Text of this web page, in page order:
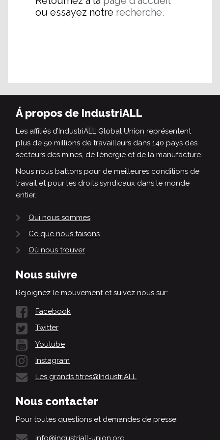
ou essayez notre recherche.
Á propos de IndustriALL
Les affiliés d’IndustriALL Global Union représentent
plus de 50 millions de travailleurs dans 140 pays des
secteurs des mines, de l’énergie et de la manufacture.
Nous nous battons pour de meilleures conditions de
travail et pour les droits syndicaux dans le monde
entier.
Qui nous sommes
Ce que nous faisons
Où nous trouver
Nous suivre
Rejoignez le mouvement et suivez nous sur:
Facebook
Twitter
Youtube
Instagram
Les grands titres@IndustriALL
Nous contacter
Pour toutes questions et demandes de presse:
info@industriall-union.org